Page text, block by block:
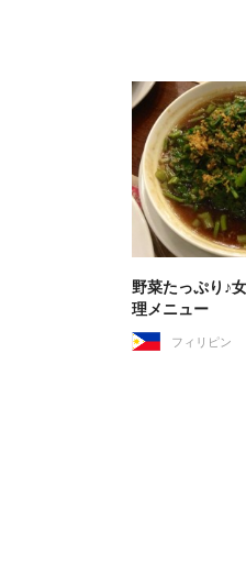
野菜たっぷり♪
理メニュー
フィリピン